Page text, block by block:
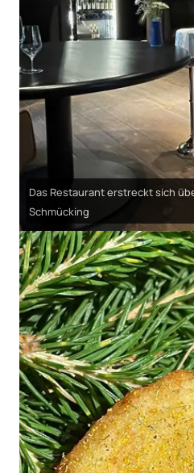
Das Restaurant erstreckt sich
Schmücking